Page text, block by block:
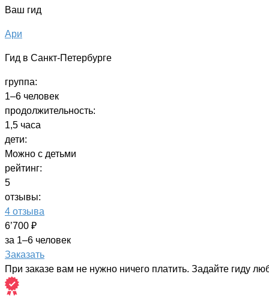
Ваш гид
Ари
Гид в Санкт-Петербурге
группа:
1–6 человек
продолжительность:
1,5 часа
дети:
Можно с детьми
рейтинг:
5
отзывы:
4 отзыва
6’700 ₽
за 1–6 человек
Заказать
При заказе вам не нужно ничего платить. Задайте гиду